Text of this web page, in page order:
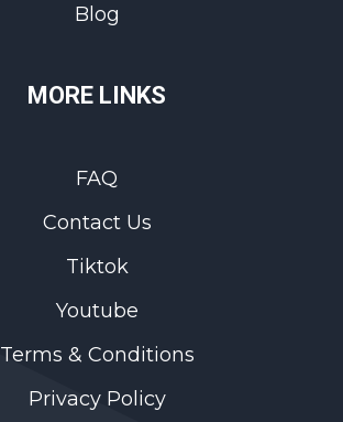
Blog
MORE LINKS
FAQ
Contact Us
Tiktok
Youtube
Terms & Conditions
Privacy Policy